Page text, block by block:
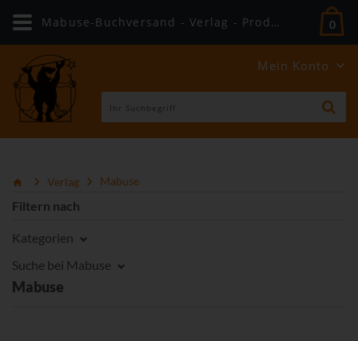
Mein Konto
0
Verlag Mabuse
Filtern nach
Kategorien
Suche bei Mabuse
Mabuse
Mabuse-Buchversand - Verlag - Produkte